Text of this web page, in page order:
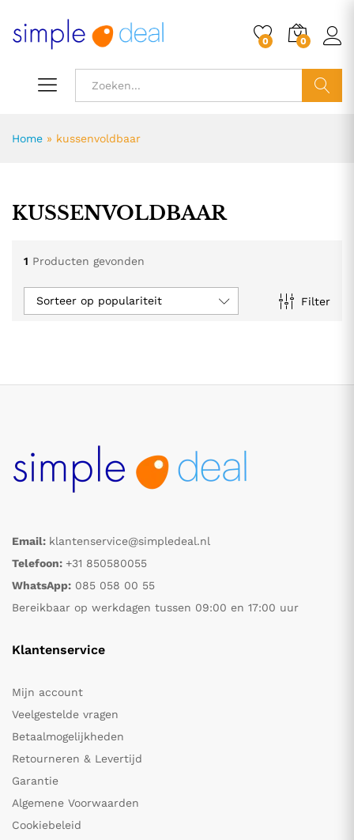
0 0
Home » kussenvoldbaar
KUSSENVOLDBAAR
1 Producten gevonden
Filter
Sorteer op populariteit
Email: klantenservice@simpledeal.nl
Telefoon: +31 850580055
WhatsApp: 085 058 00 55
Bereikbaar op werkdagen tussen 09:00 en 17:00 uur
Klantenservice
Mijn account
Veelgestelde vragen
Betaalmogelijkheden
Retourneren & Levertijd
Garantie
Algemene Voorwaarden
Cookiebeleid